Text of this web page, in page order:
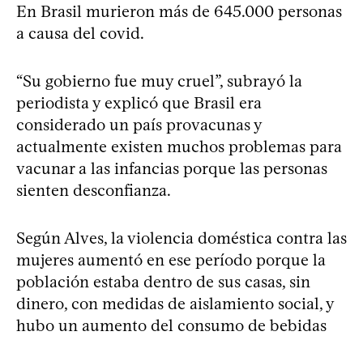
En Brasil murieron más de 645.000 personas
a causa del covid.
“Su gobierno fue muy cruel”, subrayó la
periodista y explicó que Brasil era
considerado un país provacunas y
actualmente existen muchos problemas para
vacunar a las infancias porque las personas
sienten desconfianza.
Según Alves, la violencia doméstica contra las
mujeres aumentó en ese período porque la
población estaba dentro de sus casas, sin
dinero, con medidas de aislamiento social, y
hubo un aumento del consumo de bebidas